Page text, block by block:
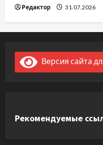
Редактор 31.07.2026
Версия сайта
Рекомендуемые